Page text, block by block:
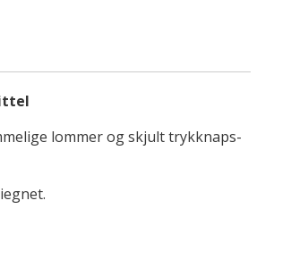
lommer og skjult trykknaps-